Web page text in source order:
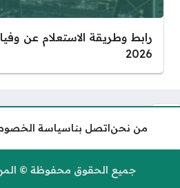
رابط وطريقة الاستعلام عن
2026
من نحناتصل بناسياسة
جميع الحقوق محفوظة © المرجع
كم تبلغ
السعودية